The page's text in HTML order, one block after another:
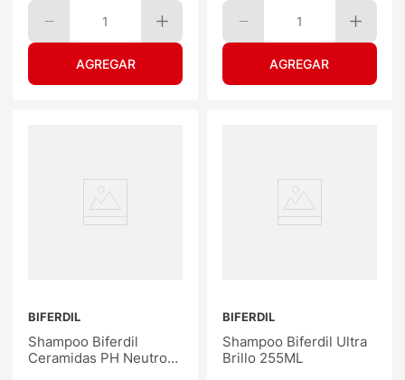
1 1
BIFERDIL
Shampoo Biferdil
Ceramidas PH Neutro
BIFERDIL
Shampoo Biferdil Ultra
Brillo 255ML